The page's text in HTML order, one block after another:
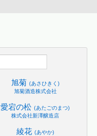
旭菊 (あさひきく)
旭菊酒造株式会社
愛宕の松 (あたごのまつ)
株式会社新澤醸造店
綾花 (あやか)